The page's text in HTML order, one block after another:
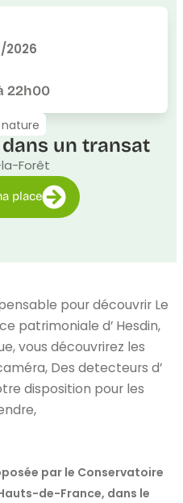
2026
22h00
un transat
Forêt
place
pour découvrir Le
patrimoniale d’ Hesdin,
vous découvrirez les
Des detecteurs d’
disposition pour les
par le Conservatoire
de-France, dans le